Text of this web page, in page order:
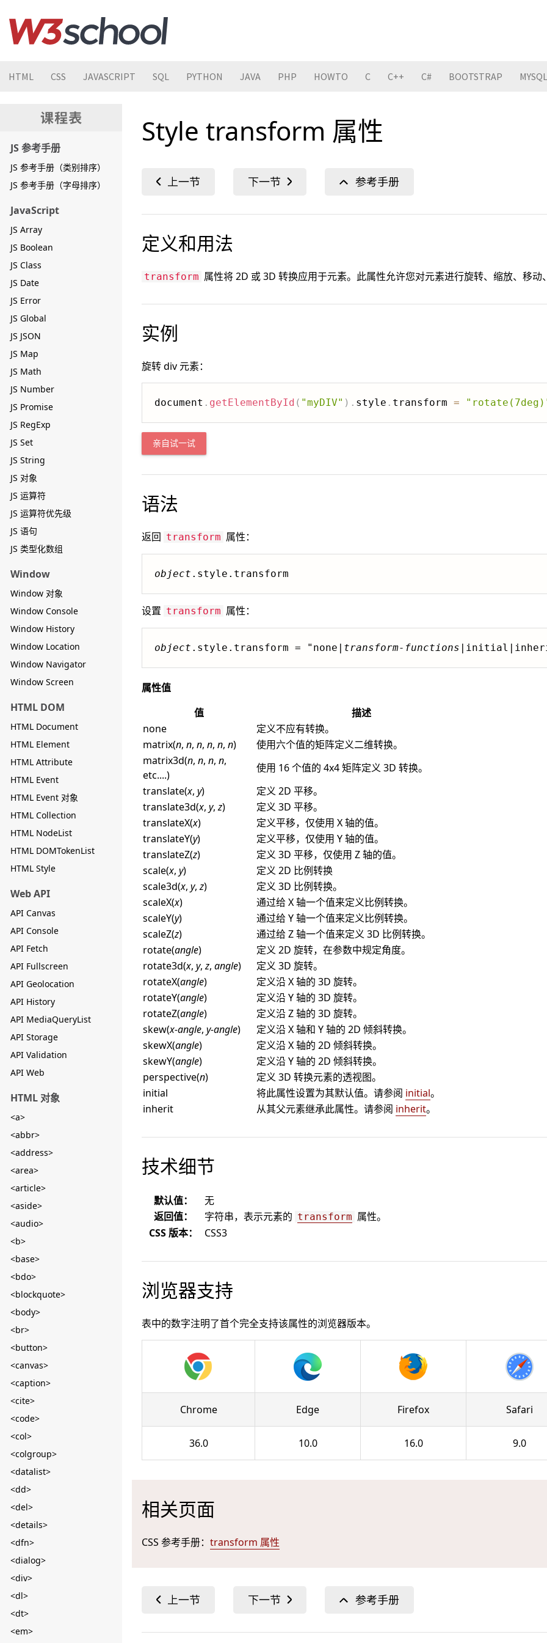
HTML CSS JAVASCRIPT SQL PYTHON JAVA PHP HOWTO C C++ C# BOOTSTRAP MYSQL
JS 参考手册
JS 参考手册（类别排序）
JS 参考手册（字母排序）
JavaScript
JS Array
JS Boolean
JS Class
JS Date
JS Error
JS Global
JS JSON
JS Map
JS Math
JS Number
JS Promise
JS RegExp
JS Set
JS String
JS 对象
JS 运算符
JS 运算符优先级
JS 语句
JS 类型化数组
Window
Window 对象
Window Console
Window History
Window Location
Window Navigator
Window Screen
HTML DOM
HTML Document
HTML Element
HTML Attribute
HTML Event
HTML Event 对象
HTML Collection
HTML NodeList
HTML DOMTokenList
HTML Style
Web API
API Canvas
API Console
API Fetch
API Fullscreen
API Geolocation
API History
API MediaQueryList
API Storage
API Validation
API Web
HTML 对象
<a>
<abbr>
<address>
<area>
<article>
<aside>
<audio>
<b>
<base>
<bdo>
<blockquote>
<body>
<br>
<button>
<canvas>
<caption>
<cite>
<code>
<col>
<colgroup>
<datalist>
<dd>
<del>
<details>
<dfn>
<dialog>
<div>
<dl>
<dt>
<em>
Style transform 属性
定义和用法
transform 属性将 2D 或 3D 转换应用于元素。此属性允许您对元素进行旋转、缩放、移动
实例
旋转 div 元素：
document . getElementById ( "myDIV" ) . style . transform =
亲自试一试
语法
返回 transform 属性：
object .style.transform
设置 transform 属性：
object .style.transform = "none| transform-functions
属性值
值
描述
none
定义不应有转换。
matrix(n, n, n, n, n, n)
使用六个值的矩阵定义二维转换。
matrix3d(n, n, n, n,
etc....)
使用 16 个值的 4x4 矩阵定义 3D 转换。
translate(x, y)
定义 2D 平移。
translate3d(x, y,z)
定义 3D 平移。
translateX(x)
定义平移，仅使用 X 轴的值。
translateY(y)
定义平移，仅使用 Y 轴的值。
translateZ(z)
定义 3D 平移，仅使用 Z 轴的值。
scale(x, y)
定义 2D 比例转换
scale3d(x, y,z)
定义 3D 比例转换。
scaleX(x)
通过给 X 轴一个值来定义比例转换。
scaleY(y)
通过给 Y 轴一个值来定义比例转换。
scaleZ(z)
通过给 Z 轴一个值来定义 3D 比例转换。
rotate(angle)
定义 2D 旋转，在参数中规定角度。
rotate3d(x, y,z, angle)
定义 3D 旋转。
rotateX(angle)
定义沿 X 轴的 3D 旋转。
rotateY(angle)
定义沿 Y 轴的 3D 旋转。
rotateZ(angle)
定义沿 Z 轴的 3D 旋转。
skew(x-angle, y-angle)
定义沿 X 轴和 Y 轴的 2D 倾斜转换。
skewX(angle)
定义沿 X 轴的 2D 倾斜转换。
skewY(angle)
定义沿 Y 轴的 2D 倾斜转换。
perspective(n)
定义 3D 转换元素的透视图。
initial
将此属性设置为其默认值。请参阅 initial。
inherit
从其父元素继承此属性。请参阅 inherit。
技术细节
默认值：
无
返回值：
字符串，表示元素的 transform 属性。
CSS 版本：
CSS3
浏览器支持
表中的数字注明了首个完全支持该属性的浏览器版本。
Chrome Edge Firefox Safari
36.0 10.0 16.0 9.0
相关页面
CSS 参考手册： transform 属性